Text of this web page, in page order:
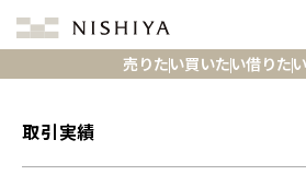
売りたい買いたい借りたい
取引実績